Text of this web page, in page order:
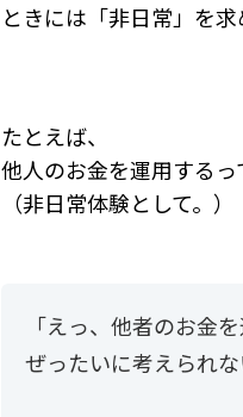
ときには「非日常」を求
たとえば、
他人のお金を運用するっ
（非日常体験として。）
「えっ、他者のお金
ぜったいに考えられな